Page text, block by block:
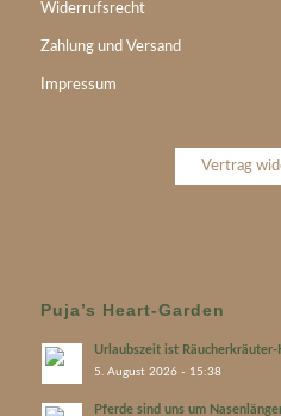
Widerrufsrecht
Zahlung und Versand
Impressum
Vertrag
Puja’s Heart-Garden
Urlaubszeit ist
5. August 2026 - 15:38
Pferde sind uns um